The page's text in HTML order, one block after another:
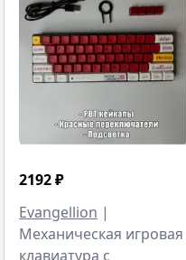
2192₽
Evangellion |
Механическая игровая
клавиатура с